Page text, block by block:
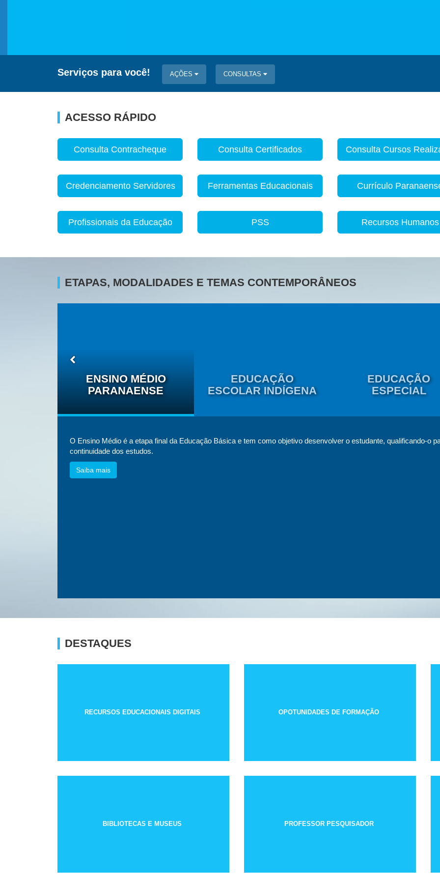
Serviços para você! AÇÕES CONSULTAS
ACESSO RÁPIDO
Consulta Contracheque Consulta Certificados Consulta Cursos
Credenciamento Servidores Ferramentas Educacionais Currículo
Profissionais da Educação PSS Recursos Humanos
ETAPAS, MODALIDADES E TEMAS CONTEMPORÂNEOS
ENSINO MÉDIO
PARANAENSE
EDUCAÇÃO
ESCOLAR INDÍGENA
EDUCAÇÃO
ESPECIAL
O Ensino Médio é a etapa final da Educação Básica e tem como objetivo desenvolver o estudante, qualificando-o
continuidade dos estudos.
Saiba mais
DESTAQUES
RECURSOS EDUCACIONAIS DIGITAIS OPOTUNIDADES DE FORMAÇÃO
BIBLIOTECAS E MUSEUS PROFESSOR PESQUISADOR